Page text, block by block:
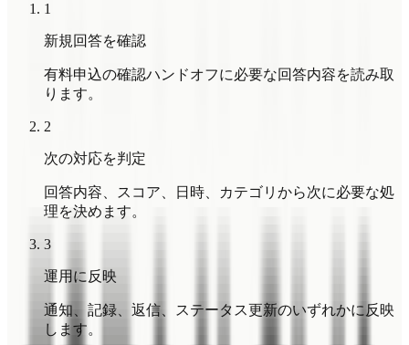
1
新規回答を確認
有料申込の確認ハンドオフに必要な回答内容を読み取
ります。
2
次の対応を判定
回答内容、スコア、日時、カテゴリから次に必要な処
理を決めます。
3
運用に反映
通知、記録、返信、ステータス更新のいずれかに反映
します。